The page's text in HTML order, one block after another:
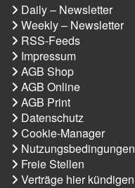
Daily – Newsletter
Weekly – Newsletter
RSS-Feeds
Impressum
AGB Shop
AGB Online
AGB Print
Datenschutz
Cookie-Manager
Nutzungsbedingungen
Freie Stellen
Verträge hier kündigen